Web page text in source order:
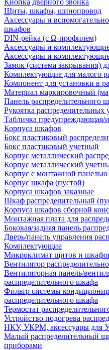
Кнопка дверного звонка
Щиты, шкафы, шинопровод
Аксессуары и
шкафов
DIN-рейка (с Ω-профилем)
Аксессуары и
Аксессуары и
Замок (система закрывания)
Комплектующие для малого
Компонент для установки в
Материал маркировочный
Панель распределительного
Рукоятка распределительных
Табличка предупреждающая/
Корпуса шкафов
Бокс пластиковый
Бокс пластиковый учетный
Корпус металлический
Корпус металлический
Корпус с монтажной панелью
Корпус шкафа (пустой)
Корпуса шкафов заказные
Шкаф распределительный
Корпуса шкафов сборной
Монтажная плата для
Боковая/задняя панель
Дверь/панель управления
Комплектующие
Микроклимат щитов и
Вентилятор
Вентиляторная панель/
распределительного шкафа
Фильтр системы
распределительного шкафа
Термостат
Устройство подогрева
НКУ, УКРМ, аксессуары для
Малый распределительный
приборами